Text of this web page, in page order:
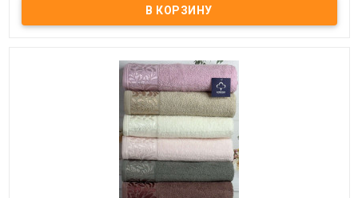
Набор махровых полотенец Sweet dreams из 6 шт. 70x140 см.
Комплектность: 70х140 см (6 шт. ) Состав: махра, 100% хлопок.
Плотность: 550 г/м.кв. Упаковка: ПВХ Производитель: Sweet